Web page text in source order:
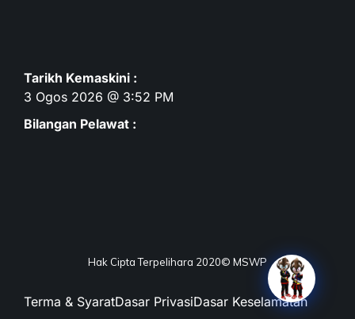
Tarikh Kemaskini :
3 Ogos 2026 @ 3:52 PM
Bilangan Pelawat :
Hak Cipta Terpelihara 2020© MSWP
Terma & SyaratDasar PrivasiDasar Keselamatan